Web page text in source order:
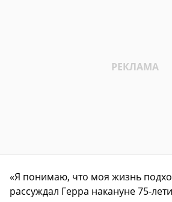
«Я понимаю, что моя жизнь
рассуждал Герра накануне 75-